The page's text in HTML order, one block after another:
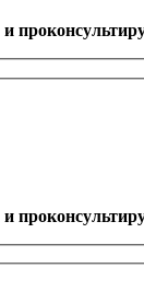
и
и